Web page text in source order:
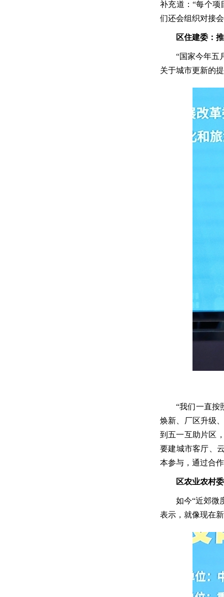
补充道：“每个项
们还会组织对接
区住建委：
“国家今年五
关于城市更新的
“我们一直按
焕新、厂区升级
到五一互助片区
要建城市客厅、
本参与，通过合
区农业农村
如今“近郊微
表示，就像现在